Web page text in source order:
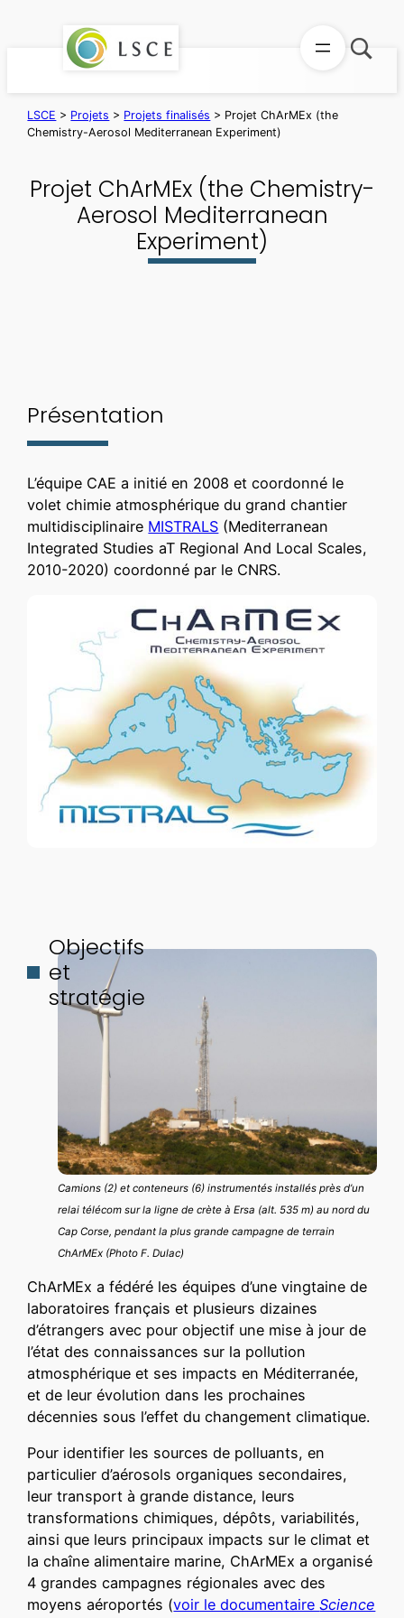
LSCE > Projets > Projets finalisés > Projet ChArMEx (the
Chemistry-Aerosol Mediterranean Experiment)
Projet ChArMEx (the Chemistry-
Aerosol Mediterranean
Experiment)
Présentation
L’équipe CAE a initié en 2008 et coordonné le
volet chimie atmosphérique du grand chantier
multidisciplinaire MISTRALS (Mediterranean
Integrated Studies aT Regional And Local Scales,
2010-2020) coordonné par le CNRS.
Camions (2) et conteneurs (6) instrumentés installés près d’un
relai télécom sur la ligne de crète à Ersa (alt. 535 m) au nord du
Cap Corse, pendant la plus grande campagne de terrain
ChArMEx (Photo F. Dulac)
Objectifs
et
stratégie
ChArMEx a fédéré les équipes d’une vingtaine de
laboratoires français et plusieurs dizaines
d’étrangers avec pour objectif une mise à jour de
l’état des connaissances sur la pollution
atmosphérique et ses impacts en Méditerranée,
et de leur évolution dans les prochaines
décennies sous l’effet du changement climatique.
Pour identifier les sources de polluants, en
particulier d’aérosols organiques secondaires,
leur transport à grande distance, leurs
transformations chimiques, dépôts, variabilités,
ainsi que leurs principaux impacts sur le climat et
la chaîne alimentaire marine, ChArMEx a organisé
4 grandes campagnes régionales avec des
moyens aéroportés (voir le documentaireScience